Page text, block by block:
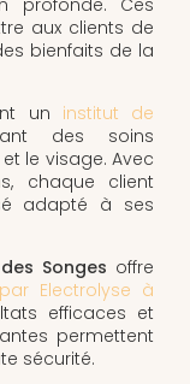
aux clients de
bienfaits de la
un institut de
des soins
le visage. Avec
chaque client
adapté à ses
Songes offre
Electrolyse à
efficaces et
permettent
sécurité.